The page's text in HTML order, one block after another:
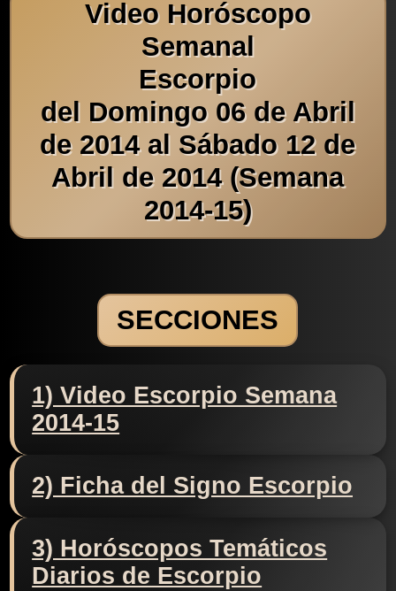
Video Horóscopo
Semanal
Escorpio
del Domingo 06 de Abril
de 2014 al Sábado 12 de
Abril de 2014 (Semana
2014-15)
SECCIONES
1) Video Escorpio Semana
2014-15
2) Ficha del Signo Escorpio
3) Horóscopos Temáticos
Diarios de Escorpio